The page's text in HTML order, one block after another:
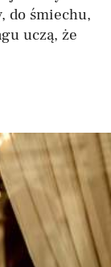
do śmiechu,
uczą, że